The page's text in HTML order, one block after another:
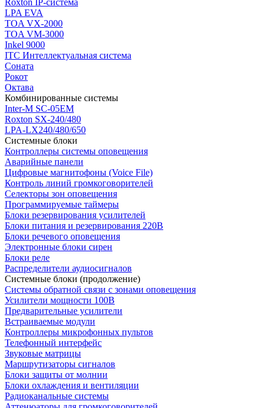
Roxton IP-система
LPA EVA
TOA VX-2000
TOA VM-3000
Inkel 9000
ITC Интеллектуальная система
Соната
Рокот
Октава
Комбинированные системы
Inter-M SC-05EM
Roxton SX-240/480
LPA-LX240/480/650
Системные блоки
Контроллеры системы оповещения
Аварийные панели
Цифровые магнитофоны (Voice File)
Контроль линий громкоговорителей
Селекторы зон оповещения
Программируемые таймеры
Блоки резервирования усилителей
Блоки питания и резервирования 220В
Блоки речевого оповещения
Электронные блоки сирен
Блоки реле
Распределители аудиосигналов
Системные блоки (продолжение)
Системы обратной связи с зонами оповещения
Усилители мощности 100В
Предварительные усилители
Встраиваемые модули
Контроллеры микрофонных пультов
Телефонный интерфейс
Звуковые матрицы
Маршрутизаторы сигналов
Блоки защиты от молнии
Блоки охлаждения и вентиляции
Радиоканальные системы